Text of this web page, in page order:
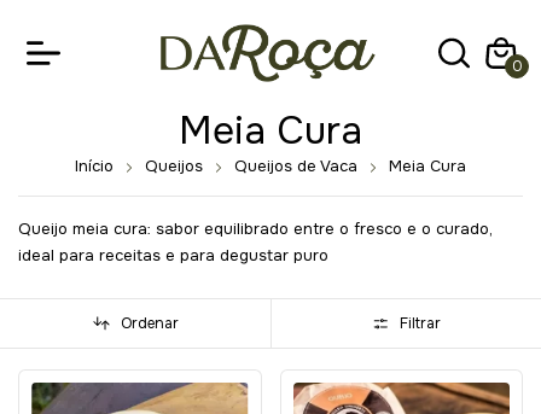
0
Meia Cura
Início Queijos Queijos de Vaca Meia Cura
Queijo meia cura: sabor equilibrado entre o fresco e o curado,
ideal para receitas e para degustar puro
Ordenar Filtrar